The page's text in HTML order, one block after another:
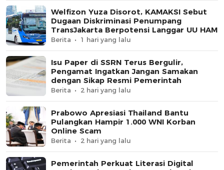
Welfizon Yuza Disorot, KAMAKSI Sebut
Dugaan Diskriminasi Penumpang
TransJakarta Berpotensi Langgar UU HAM
Berita 1 hari yang lalu
Isu Paper di SSRN Terus Bergulir,
Pengamat Ingatkan Jangan Samakan
dengan Sikap Resmi Pemerintah
Berita 2 hari yang lalu
Prabowo Apresiasi Thailand Bantu
Pulangkan Hampir 1.000 WNI Korban
Online Scam
Berita 2 hari yang lalu
Pemerintah Perkuat Literasi Digital